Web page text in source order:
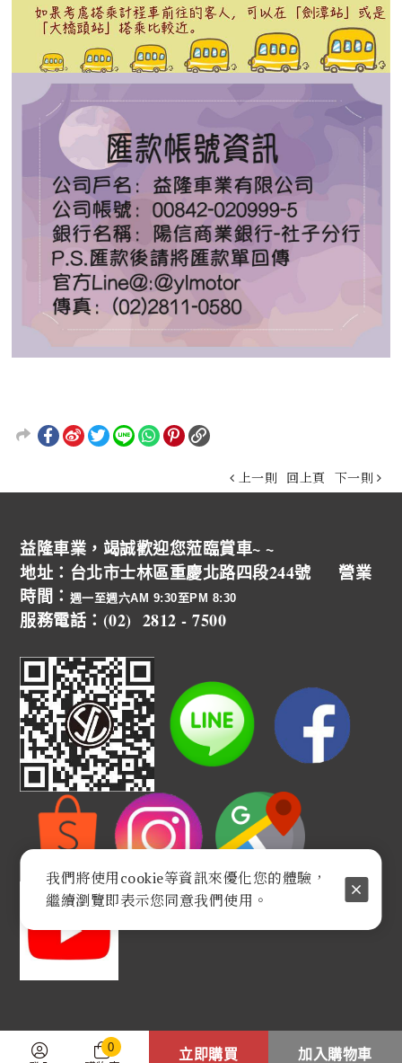
上一則 回上頁 下一則
益隆車業，竭誠歡迎您蒞臨賞車~ ~
地址：台北市士林區重慶北路四段244號 營業
時間： 週一至週六AM 9:30至PM 8:30
服務電話：(02) 2812 - 7500
0
立即購買 加入購物車
我們將使用cookie等資訊來優化您的體驗，
繼續瀏覽即表示您同意我們使用。